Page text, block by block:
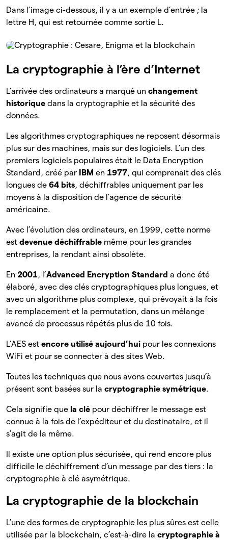
Dans l’image ci-dessous, il y a un exemple d’entrée ; la
lettre H, qui est retournée comme sortie L.
La cryptographie à l’ère d’Internet
L’arrivée des ordinateurs a marqué un changement
historique dans la cryptographie et la sécurité des
données.
Les algorithmes cryptographiques ne reposent désormais
plus sur des machines, mais sur des logiciels. L’un des
premiers logiciels populaires était le Data Encryption
Standard, créé par
IBM en 1977, qui comprenait des clés
longues de 64 bits, déchiffrables uniquement par les
moyens à la disposition de l’agence de sécurité
américaine.
Avec l’évolution des ordinateurs, en 1999, cette norme
est devenue déchiffrable même pour les grandes
entreprises, la rendant ainsi obsolète.
En 2001, l’Advanced Encryption Standard a donc été
élaboré, avec des clés cryptographiques plus longues, et
avec un algorithme plus complexe, qui prévoyait à la fois
le remplacement et la permutation, dans un mélange
avancé de processus répétés plus de 10 fois.
L’AES est encore utilisé aujourd’hui pour les connexions
WiFi et pour se connecter à des sites Web.
Toutes les techniques que nous avons couvertes jusqu’à
présent sont basées sur la cryptographie symétrique.
Cela signifie que la clé pour déchiffrer le message est
connue à la fois de l’expéditeur et du destinataire, et il
s’agit de la même.
Il existe une option plus sécurisée, qui rend encore plus
difficile le déchiffrement d’un message par des tiers : la
cryptographie à clé asymétrique.
La cryptographie de la blockchain
L’une des formes de cryptographie les plus sûres est celle
utilisée par la blockchain, c’est-à-dire la cryptographie à